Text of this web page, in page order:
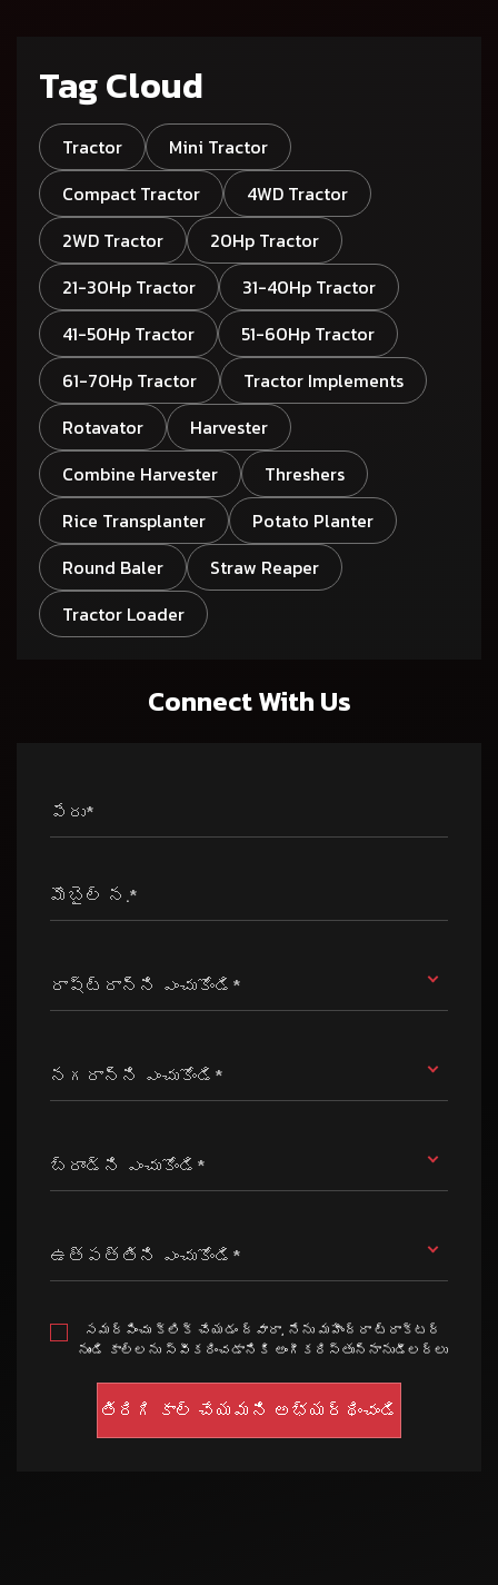
Tag Cloud
Tractor
Mini Tractor
Compact Tractor
4WD Tractor
2WD Tractor
20Hp Tractor
21-30Hp Tractor
31-40Hp Tractor
41-50Hp Tractor
51-60Hp Tractor
61-70Hp Tractor
Tractor Implements
Rotavator
Harvester
Combine Harvester
Threshers
Rice Transplanter
Potato Planter
Round Baler
Straw Reaper
Tractor Loader
Connect With Us
పేరు*
మొబైల్ న.*
రాష్ట్రాన్ని ఎంచుకోండి*
నగరాన్ని ఎంచుకోండి*
బ్రాండ్ని ఎంచుకోండి*
ఉత్పత్తిని ఎంచుకోండి*
సమర్పించు క్లిక్ చేయడం ద్వారా, నేను మహీంద్రా ట్రాక్టర్
నుండి కాల్లను స్వీకరించడానికి అంగీకరిస్తున్నానుడీలర్లు